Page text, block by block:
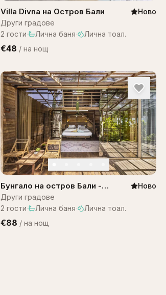
Villa Divna на Остров Бали
Ново
Други градове
2 гости· Лична баня· Лична тоал.
€48 / на нощ
Бунгало на остров Бали -
Bungalow Bali WOW! A1
Ново
Други градове
2 гости· Лична баня· Лична тоал.
€88 / на нощ